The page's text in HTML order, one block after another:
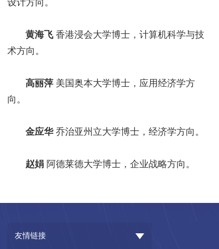
黄海飞 香港浸会大学博士，计算机科学与技
术方向。
高丽萍 美国奥本大学博士，应用经济学方
向。
金应华乔治亚州立大学博士，经济学方向。
赵娟 阿德莱德大学博士，企业战略方向。
友情链接